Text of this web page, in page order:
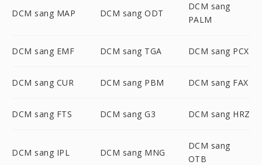
DCM sang MAP DCM sang ODT
DCM sang
PALM
DCM sang EMF DCM sang TGA DCM sang PCX
DCM sang CUR DCM sang PBM DCM sang FAX
DCM sang FTS DCM sang G3 DCM sang HRZ
DCM sang IPL DCM sang MNG
DCM sang
OTB